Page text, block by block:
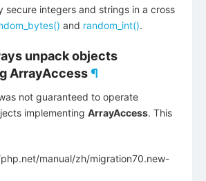
secure integers and strings in a cross
and random_int().
unpack objects
ArrayAccess ¶
not guaranteed to operate
implementing ArrayAccess. This
manual/zh/migration70.new-